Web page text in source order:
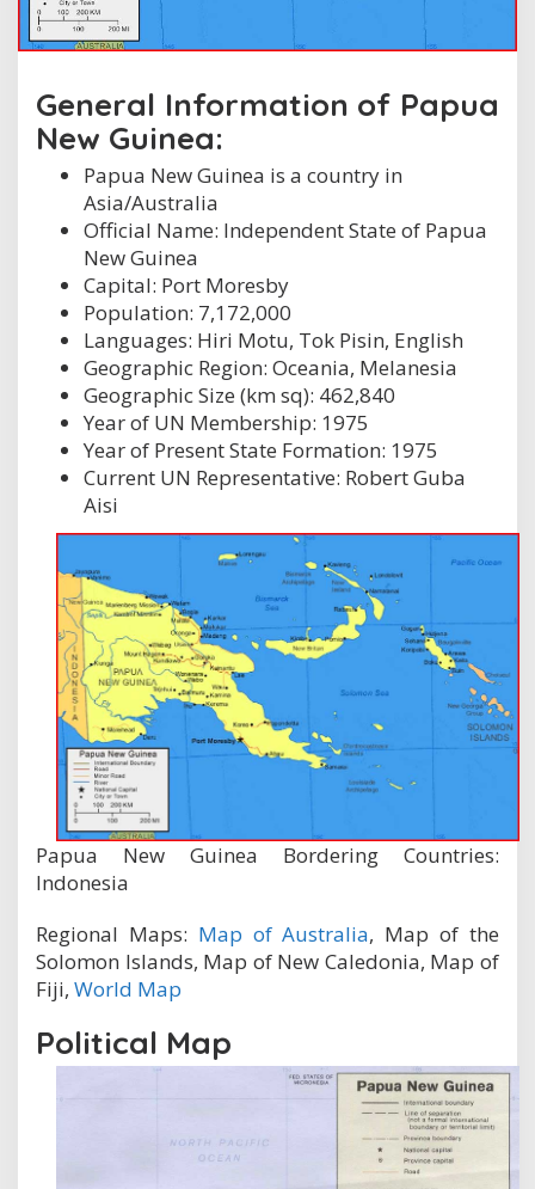
General Information of Papua
New Guinea:
Papua New Guinea is a country in
Asia/Australia
Official Name: Independent State of Papua
New Guinea
Capital: Port Moresby
Population: 7,172,000
Languages: Hiri Motu, Tok Pisin, English
Geographic Region: Oceania, Melanesia
Geographic Size (km sq): 462,840
Year of UN Membership: 1975
Year of Present State Formation: 1975
Current UN Representative: Robert Guba
Aisi
Papua New Guinea Bordering Countries:
Indonesia
Regional Maps: Map of Australia, Map of the
Solomon Islands, Map of New Caledonia, Map of
Fiji, World Map
Political Map